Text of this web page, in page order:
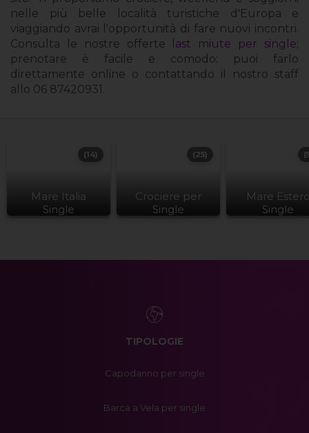
nelle più belle località turistiche d'Europa e
viaggiando avrai l'opportunità di fare nuovi incontri.
Consulta le nostre offerte
last miute per single;
prenotare è facile e comodo: puoi farlo
direttamente online o contattando il nostro staff
allo 06 87420931.
Mare Italia
Single
(14)
Crociere per
Single
(25)
Mare
Single
TIPOLOGIE
Capodanno per single
Barca a Vela per single